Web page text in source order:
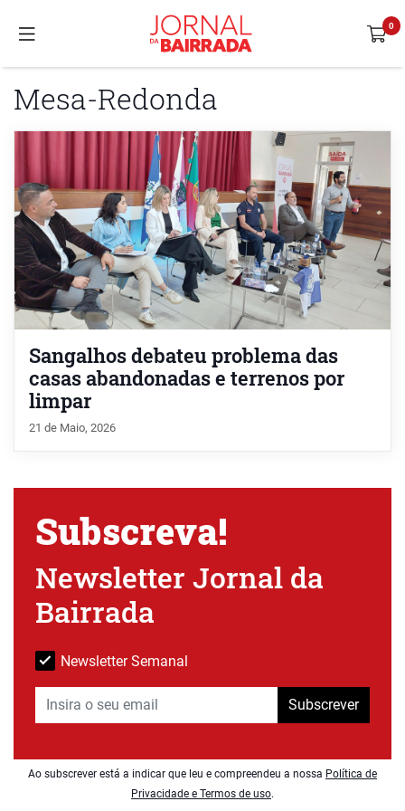
Mesa-Redonda
Sangalhos debateu problema das
casas abandonadas e terrenos por
limpar
21 de Maio, 2026
Subscreva!
Newsletter Jornal da
Bairrada
Newsletter Semanal
Subscrever
Ao subscrever está a indicar que leu e compreendeu a nossa Política de
Privacidade e Termos de uso.